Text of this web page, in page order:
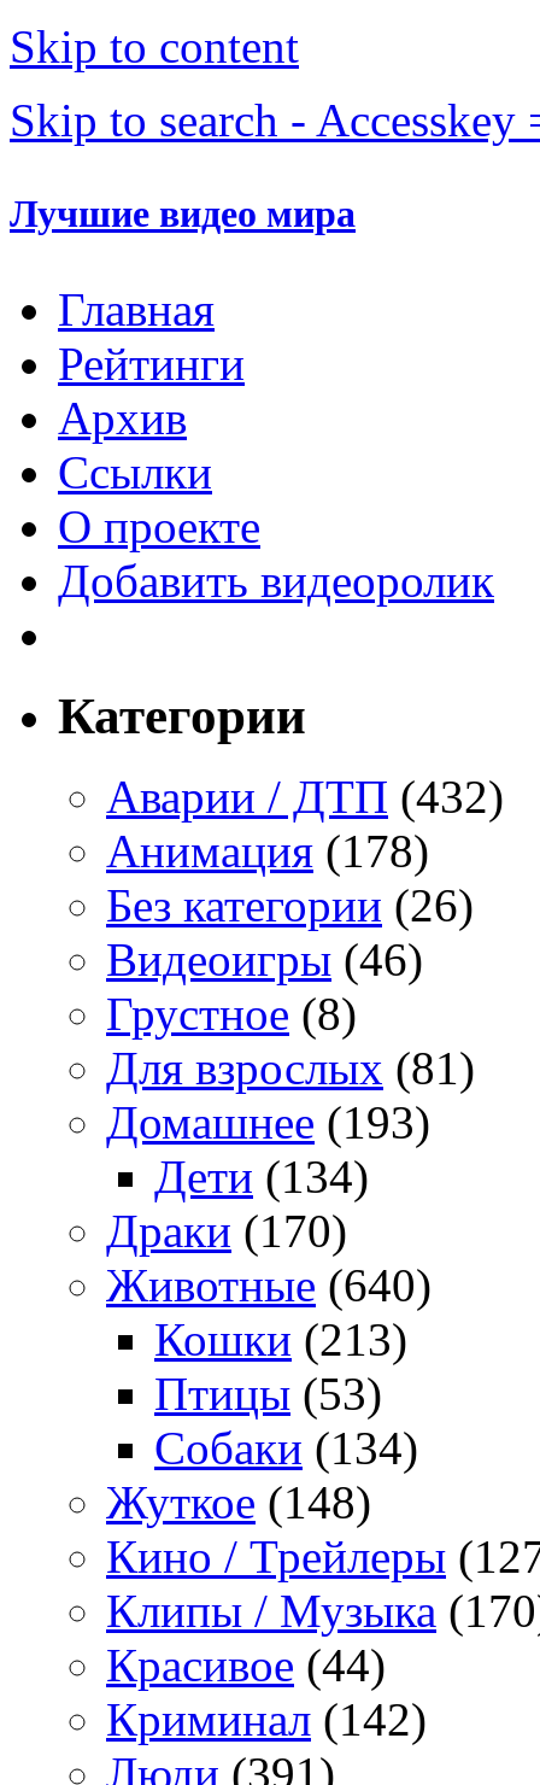
Skip to content
Skip to search - Accesskey
Лучшие видео мира
Главная
Рейтинги
Архив
Ссылки
О проекте
Добавить видеоролик
Категории
Аварии / ДТП (432)
Анимация (178)
Без категории (26)
Видеоигры (46)
Грустное (8)
Для взрослых (81)
Домашнее (193)
Дети (134)
Драки (170)
Животные (640)
Кошки (213)
Птицы (53)
Собаки (134)
Жуткое (148)
Кино / Трейлеры
Клипы / Музыка
Красивое (44)
Криминал (142)
Люди (391)